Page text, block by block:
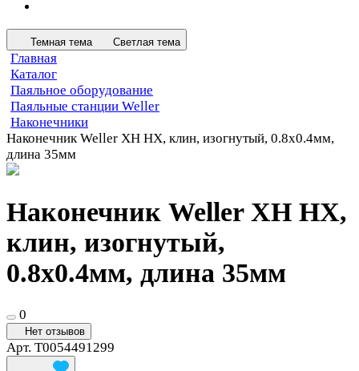
Темная тема Светлая тема
Главная
Каталог
Паяльное оборудование
Паяльные станции Weller
Наконечники
Наконечник Weller XH HX, клин, изогнутый, 0.8х0.4мм,
длина 35мм
Наконечник Weller XH HX,
клин, изогнутый,
0.8х0.4мм, длина 35мм
0
Нет отзывов
Арт. T0054491299